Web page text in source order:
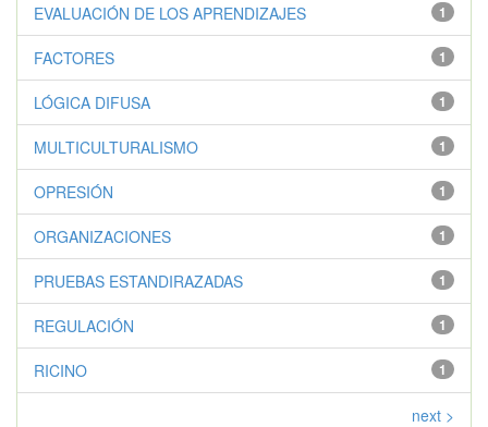
1
EVALUACIÓN DE LOS APRENDIZAJES
1
FACTORES
1
LÓGICA DIFUSA
1
MULTICULTURALISMO
1
OPRESIÓN
1
ORGANIZACIONES
1
PRUEBAS ESTANDIRAZADAS
1
REGULACIÓN
1
RICINO
next >